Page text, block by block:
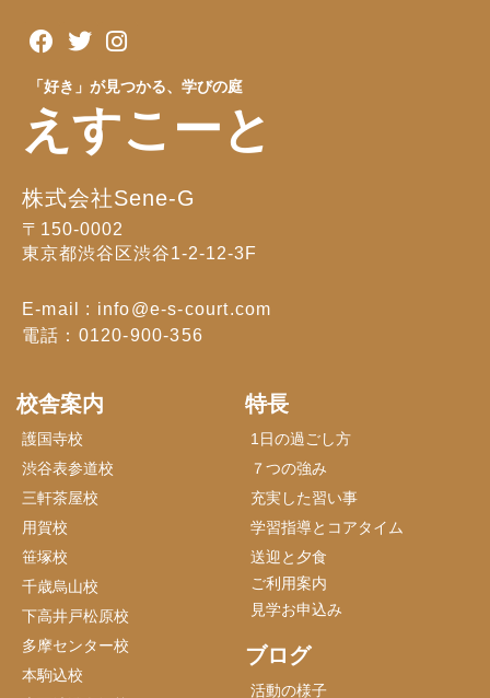
「好き」が見つかる、学びの庭
えすこーと
株式会社Sene-G
〒150-0002
東京都渋谷区渋谷1-2-12-3F
E-mail : info@e-s-court.com
電話：0120-900-356
校舎案内
護国寺校
渋谷表参道校
三軒茶屋校
用賀校
笹塚校
千歳烏山校
下高井戸松原校
多摩センター校
本駒込校
特長
1日の過ごし方
７つの強み
充実した習い事
学習指導とコアタイム
送迎と夕食
ご利用案内
見学お申込み
ブログ
活動の様子